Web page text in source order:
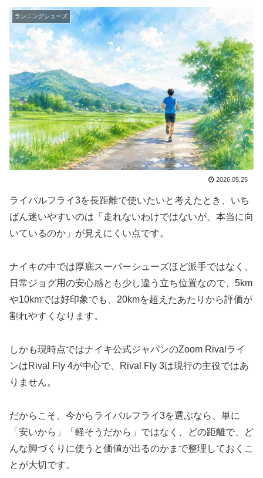
ランニングシューズ
2026.05.25
ライバルフライ3を長距離で使いたいと考えたとき、いち
ばん迷いやすいのは「走れないわけではないが、本当に向
いているのか」が見えにくい点です。
ナイキの中では厚底スーパーシューズほど派手ではなく、
日常ジョグ用の安心感とも少し違う立ち位置なので、5km
や10kmでは好印象でも、20kmを超えたあたりから評価が
割れやすくなります。
しかも現時点ではナイキ公式ジャパンのZoom Rivalライ
ンはRival Fly 4が中心で、Rival Fly 3は現行の主役ではあ
りません。
だからこそ、今からライバルフライ3を選ぶなら、単に
「安いから」「軽そうだから」ではなく、どの距離で、ど
んな脚づくりに使うと価値が出るのかまで整理しておくこ
とが大切です。